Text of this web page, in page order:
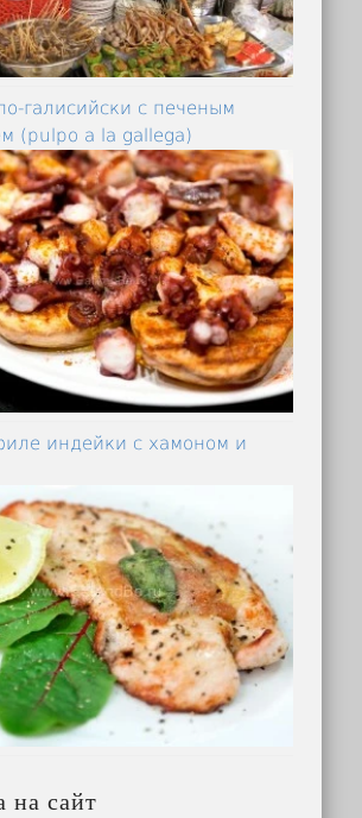
галисийски с печеным
(pulpo a la gallega)
индейки с хамоном и
на сайт